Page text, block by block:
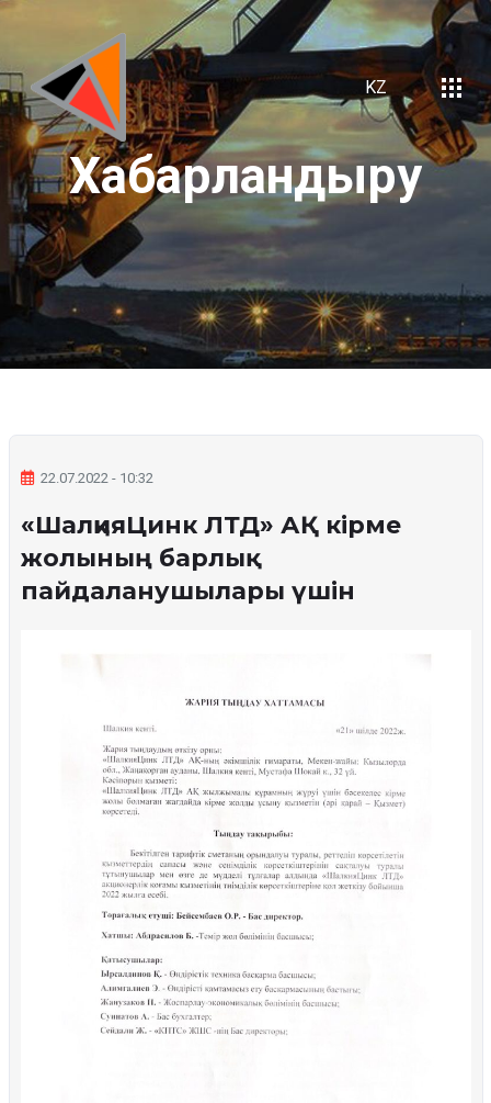
KZ
Хабарландыру
22.07.2022 - 10:32
«ШалқияЦинк ЛТД» АҚ кірме
жолының барлық
пайдаланушылары үшін